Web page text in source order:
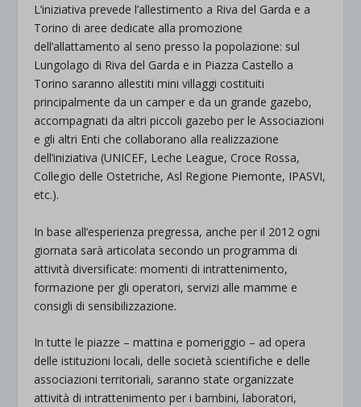
L’iniziativa prevede l’allestimento a Riva del Garda e a
Torino di aree dedicate alla promozione
dell’allattamento al seno presso la popolazione: sul
Lungolago di Riva del Garda e in Piazza Castello a
Torino saranno allestiti mini villaggi costituiti
principalmente da un camper e da un grande gazebo,
accompagnati da altri piccoli gazebo per le Associazioni
e gli altri Enti che collaborano alla realizzazione
dell’iniziativa (UNICEF, Leche League, Croce Rossa,
Collegio delle Ostetriche, Asl Regione Piemonte, IPASVI,
etc.).
In base all’esperienza pregressa, anche per il 2012 ogni
giornata sarà articolata secondo un programma di
attività diversificate: momenti di intrattenimento,
formazione per gli operatori, servizi alle mamme e
consigli di sensibilizzazione.
In tutte le piazze – mattina e pomeriggio – ad opera
delle istituzioni locali, delle società scientifiche e delle
associazioni territoriali, saranno state organizzate
attività di intrattenimento per i bambini, laboratori,